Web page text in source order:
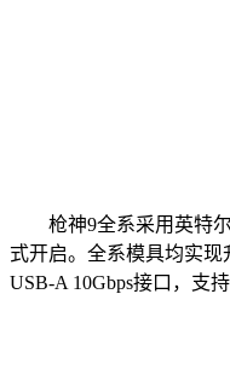
枪神9全系采用英特尔
式开启。全系模具均实
USB-A 10Gbps接口，支